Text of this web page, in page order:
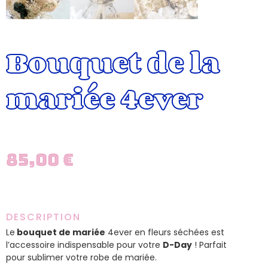
Bouquet de la
mariée 4ever
85,00 €
DESCRIPTION
Le bouquet de mariée 4ever en fleurs séchées est
l’accessoire indispensable pour votre D-Day ! Parfait
pour sublimer votre robe de mariée.